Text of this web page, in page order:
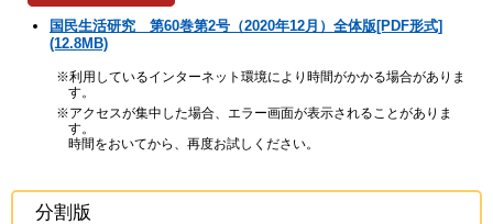
国民生活研究 第60巻第2号（2020年12月）全体版[PDF形式]
(12.8MB)
※利用しているインターネット環境により時間がかかる場合がありま
す。
※アクセスが集中した場合、エラー画面が表示されることがありま
す。
時間をおいてから、再度お試しください。
分割版